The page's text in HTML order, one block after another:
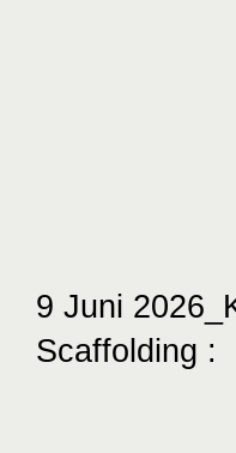
9 Juni
Scaffolding :